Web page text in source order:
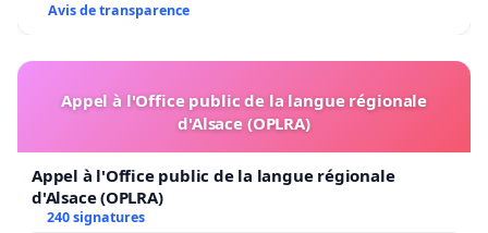
Avis de transparence
Appel à l'Office public de la langue régionale
d'Alsace (OPLRA)
Appel à l'Office public de la langue régionale
d'Alsace (OPLRA)
240 signatures